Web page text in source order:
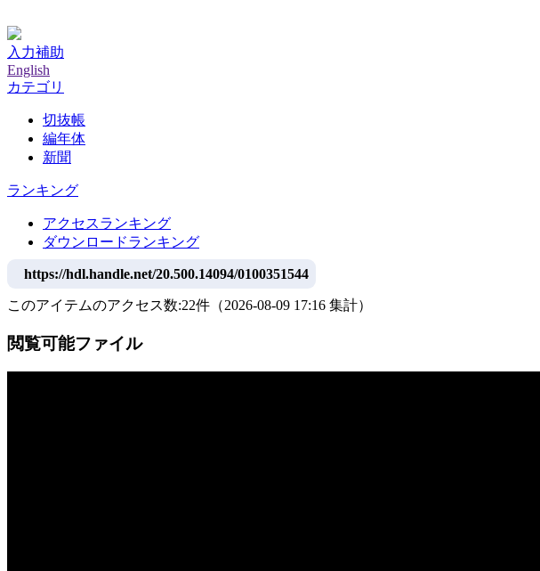
入力補助
English
カテゴリ
切抜帳
編年体
新聞
ランキング
アクセスランキング
ダウンロードランキング
https://hdl.handle.net/20.500.14094/0100351544
このアイテムのアクセス数:22件 （2026-08-09 17:16 集計）
閲覧可能ファイル